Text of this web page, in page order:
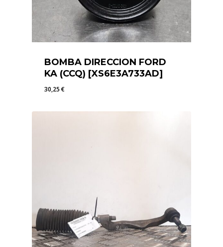
BOMBA DIRECCION FORD
KA (CCQ) [XS6E3A733AD]
30,25€